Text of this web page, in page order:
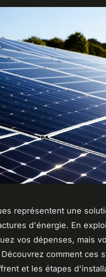
représentent une
d'énergie. En
vos dépenses, mais
comment ces
et les étapes